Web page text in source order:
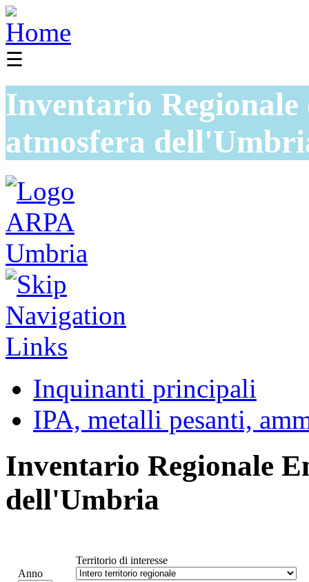
☰
Inventario
atmosfera
Inquinanti principali
IPA, metalli pesanti,
Inventario Regionale
dell'Umbria
Anno
Territorio di interesse